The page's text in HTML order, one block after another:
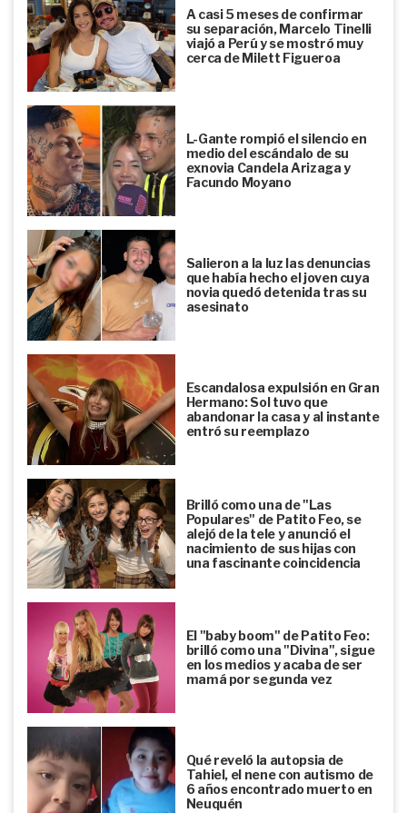
A casi 5 meses de confirmar
su separación, Marcelo Tinelli
viajó a Perú y se mostró muy
cerca de Milett Figueroa
L-Gante rompió el silencio en
medio del escándalo de su
exnovia Candela Arizaga y
Facundo Moyano
Salieron a la luz las denuncias
que había hecho el joven cuya
novia quedó detenida tras su
asesinato
Escandalosa expulsión en Gran
Hermano: Sol tuvo que
abandonar la casa y al instante
entró su reemplazo
Brilló como una de "Las
Populares" de Patito Feo, se
alejó de la tele y anunció el
nacimiento de sus hijas con
una fascinante coincidencia
El "baby boom" de Patito Feo:
brilló como una "Divina", sigue
en los medios y acaba de ser
mamá por segunda vez
Qué reveló la autopsia de
Tahiel, el nene con autismo de
6 años encontrado muerto en
Neuquén